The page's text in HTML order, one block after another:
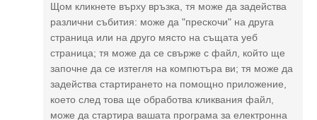
Щом кликнете върху връзка, тя може да задейства
различни събития: може да "прескочи" на друга
страница или на друго място на същата уеб
страница; тя може да се свърже с файл, който ще
започне да се изтегля на компютъра ви; тя може да
задейства стартирането на помощно приложение,
което след това ще обработва кликвания файл,
може да стартира вашата програма за електронна